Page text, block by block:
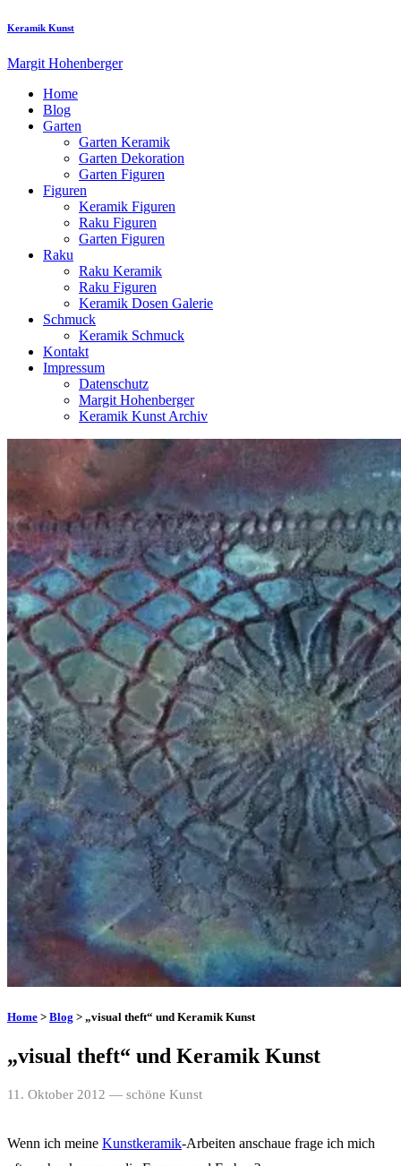
Keramik Kunst
Margit Hohenberger
Home
Blog
Garten
Garten Keramik
Garten Dekoration
Garten Figuren
Figuren
Keramik Figuren
Raku Figuren
Garten Figuren
Raku
Raku Keramik
Raku Figuren
Keramik Dosen Galerie
Schmuck
Keramik Schmuck
Kontakt
Impressum
Datenschutz
Margit Hohenberger
Keramik Kunst Archiv
Home > Blog > „visual theft“ und Keramik Kunst
„visual theft“ und Keramik Kunst
11. Oktober 2012 — schöne Kunst
Wenn ich meine Kunstkeramik-Arbeiten anschaue frage ich mich